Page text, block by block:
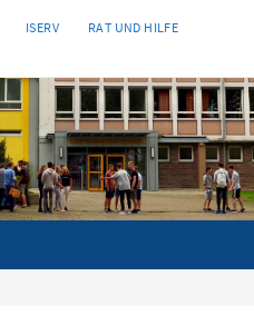
ISERV
RAT UND HILFE